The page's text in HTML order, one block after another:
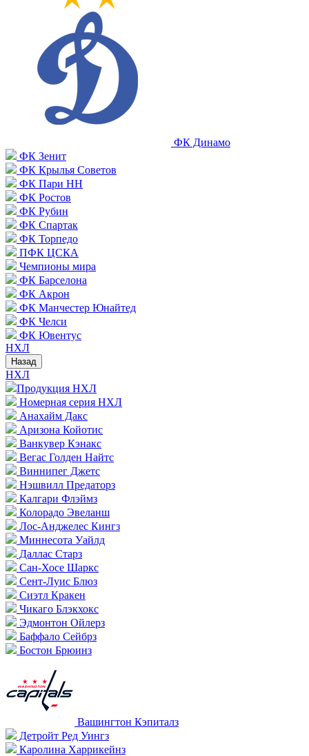
ФК Динамо
ФК Зенит
ФК Крылья Советов
ФК Пари НН
ФК Ростов
ФК Рубин
ФК Спартак
ФК Торпедо
ПФК ЦСКА
Чемпионы мира
ФК Барселона
ФК Акрон
ФК Манчестер Юнайтед
ФК Челси
ФК Ювентус
НХЛ
Назад
НХЛ
Продукция НХЛ
Номерная серия НХЛ
Анахайм Дакс
Аризона Койотис
Ванкувер Кэнакс
Вегас Голден Найтс
Виннипег Джетс
Нэшвилл Предаторз
Калгари Флэймз
Колорадо Эвеланш
Лос-Анджелес Кингз
Миннесота Уайлд
Даллас Старз
Сан-Хосе Шаркс
Сент-Луис Блюз
Сиэтл Кракен
Чикаго Блэкхокс
Эдмонтон Ойлерз
Баффало Сейбрз
Бостон Брюинз
Вашингтон Кэпиталз
Детройт Ред Уингз
Каролина Харрикейнз